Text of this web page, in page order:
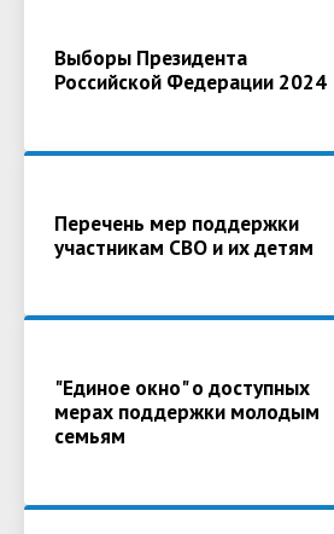
Выборы Президента
Российской Федерации 2024
Перечень мер поддержки
участникам СВО и их детям
"Единое окно" о доступных
мерах поддержки молодым
семьям